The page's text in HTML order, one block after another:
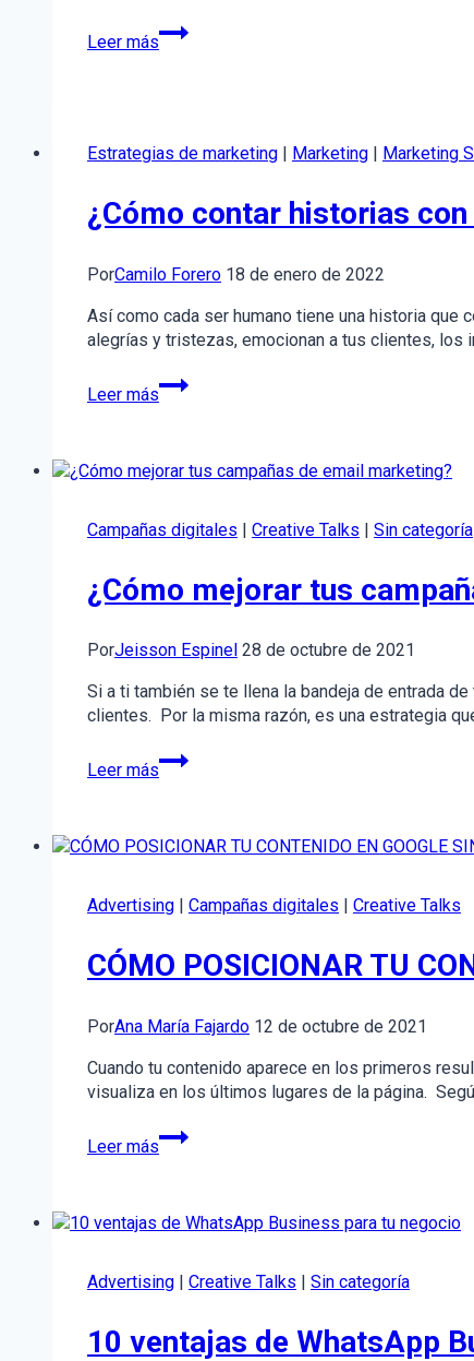
Leer más
¿Qué
es
Definición,
plataformas
aplicación
Estrategias de marketing Marketing Marketing
¿Cómo contar historias
PorCamilo Forero 18 de enero de 2022
Así como cada ser humano tiene una historia que
alegrías y tristezas, emocionan a tus clientes, los
Leer más
¿Cómo
contar
tu
El
Storytelling
tu
Campañas digitales | Creative Talks | Sin categoría
¿Cómo mejorar tus
PorJeisson Espinel 28 de octubre de 2021
Si a ti también se te llena la bandeja de entrada
clientes. Por la misma razón, es una estrategia
Leer más
¿Cómo
mejorar
de
marketing?
Advertising | Campañas digitales | Creative Talks
CÓMO POSICIONAR TU
PorAna María Fajardo 12 de octubre de 2021
Cuando tu contenido aparece en los primeros
visualiza en los últimos lugares de la página.
Leer más
CÓMO
POSICIONAR
EN
SIN
SEO
Advertising | Creative Talks | Sin categoría
10 ventajas de WhatsApp